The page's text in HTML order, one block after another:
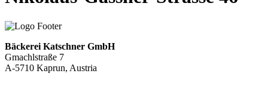
Bäckerei Katschner GmbH
Gmachlstraße 7
A-5710 Kaprun, Austria